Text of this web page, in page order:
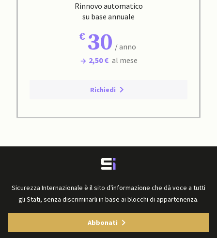
Rinnovo automatico
su base annuale
30 / anno
2,50 € al mese
Richiedi
Sicurezza Internazionale è il sito d'informazione che dà voce a tutti
gli Stati, senza discriminarli in base ai blocchi di appartenenza.
Abbonati